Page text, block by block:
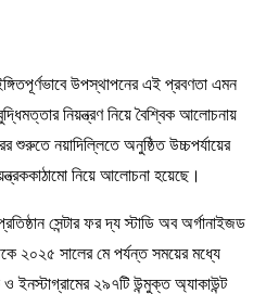
উপস্থাপনের এই প্রবণতা এমন
নিয়ন্ত্রণ নিয়ে বৈশ্বিক আলোচনায়
নয়াদিল্লিতে অনুষ্ঠিত উচ্চপর্যায়ের
নিয়ে আলোচনা হয়েছে।
সেন্টার ফর দ্য স্টাডি অব অর্গানাইজড
২০২৫ সালের মে পর্যন্ত সময়ের মধ্যে
ইনস্টাগ্রামের ২৯৭টি উন্মুক্ত অ্যাকাউন্ট